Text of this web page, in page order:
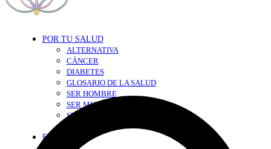
POR TU SALUD
ALTERNATIVA
CÁNCER
DIABETES
GLOSARIO DE LA SALUD
SER HOMBRE
SER MUJER
SEXY-SALUD
EN FORMA